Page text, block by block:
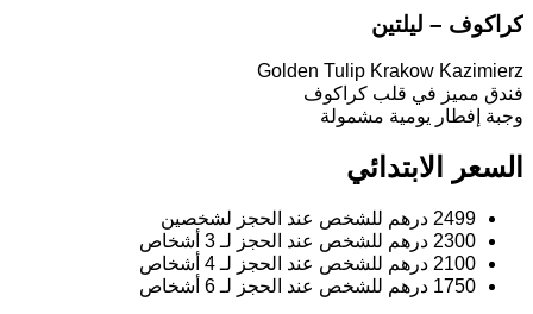
كراكوف – ليلتين
Golden Tulip Krakow Kazimierz
فندق مميز في قلب كراكوف
وجبة إفطار يومية مشمولة
السعر الابتدائي
2499 درهم للشخص عند الحجز لشخصين
2300 درهم للشخص عند الحجز لـ 3 أشخاص
2100 درهم للشخص عند الحجز لـ 4 أشخاص
1750 درهم للشخص عند الحجز لـ 6 أشخاص